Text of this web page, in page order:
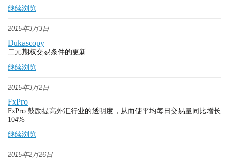
继续浏览
2015年3月3日
Dukascopy
二元期权交易条件的更新
继续浏览
2015年3月2日
FxPro
FxPro 鼓励提高外汇行业的透明度，从而使平均每日交易量同比增长
104%
继续浏览
2015年2月26日